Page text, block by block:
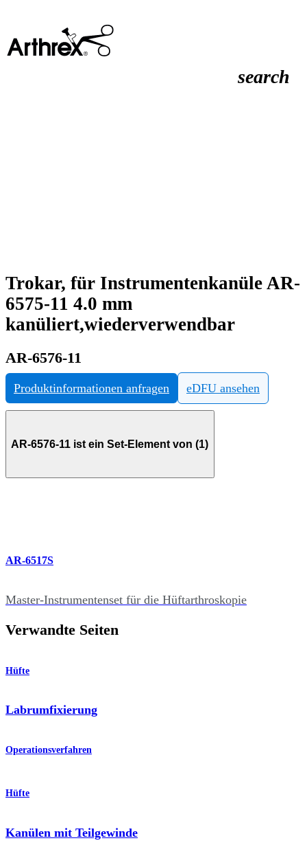
search
Trokar, für Instrumentenkanüle AR-
6575-11 4.0 mm
kanüliert,wiederverwendbar
AR-6576-11
Produktinformationen anfragen eDFU ansehen
AR-6576-11 ist ein Set-Element von (1)
AR-6517S
Master-Instrumentenset für die Hüftarthroskopie
Verwandte Seiten
Hüfte
Labrumfixierung
Operationsverfahren
Hüfte
Kanülen mit Teilgewinde